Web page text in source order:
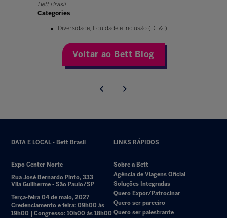
Bett Brasil.
Categories
Diversidade, Equidade e Inclusão (DE&I)
Voltar ao Bett Blog
DATA E LOCAL - Bett Brasil
Expo Center Norte
Rua José Bernardo Pinto, 333
Vila Guilherme - São Paulo/SP
Terça-feira 04 de maio, 2027
Credenciamento e feira: 09h00 às
19h00 | Congresso: 10h00 às 18h00
LINKS RÁPIDOS
Sobre a Bett
Agência de Viagens Oficial
Soluções Integradas
Quero Expor/Patrocinar
Quero ser parceiro
Quero ser palestrante